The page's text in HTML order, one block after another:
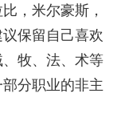
，米尔豪斯，
保留自己喜欢
牧、法、术等
分职业的非主